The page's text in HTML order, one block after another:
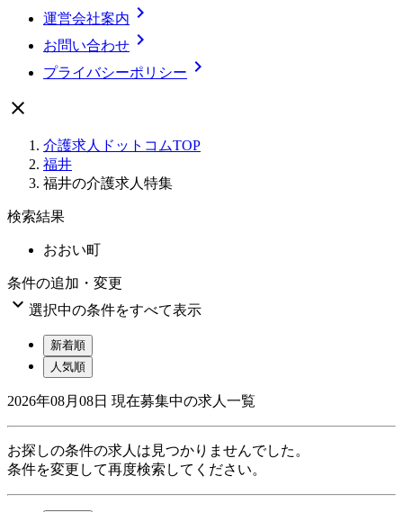
運営会社案内 
お問い合わせ 
プライバシーポリシー 

介護求人ドットコムTOP
福井
福井の介護求人特集
検索結果
おおい町
条件の追加・変更
 選択中の条件をすべて表示
新着順
人気順
2026年08月08日 現在募集中の求人一覧
お探しの条件の求人は見つかりませんでした。
条件を変更して再度検索してください。